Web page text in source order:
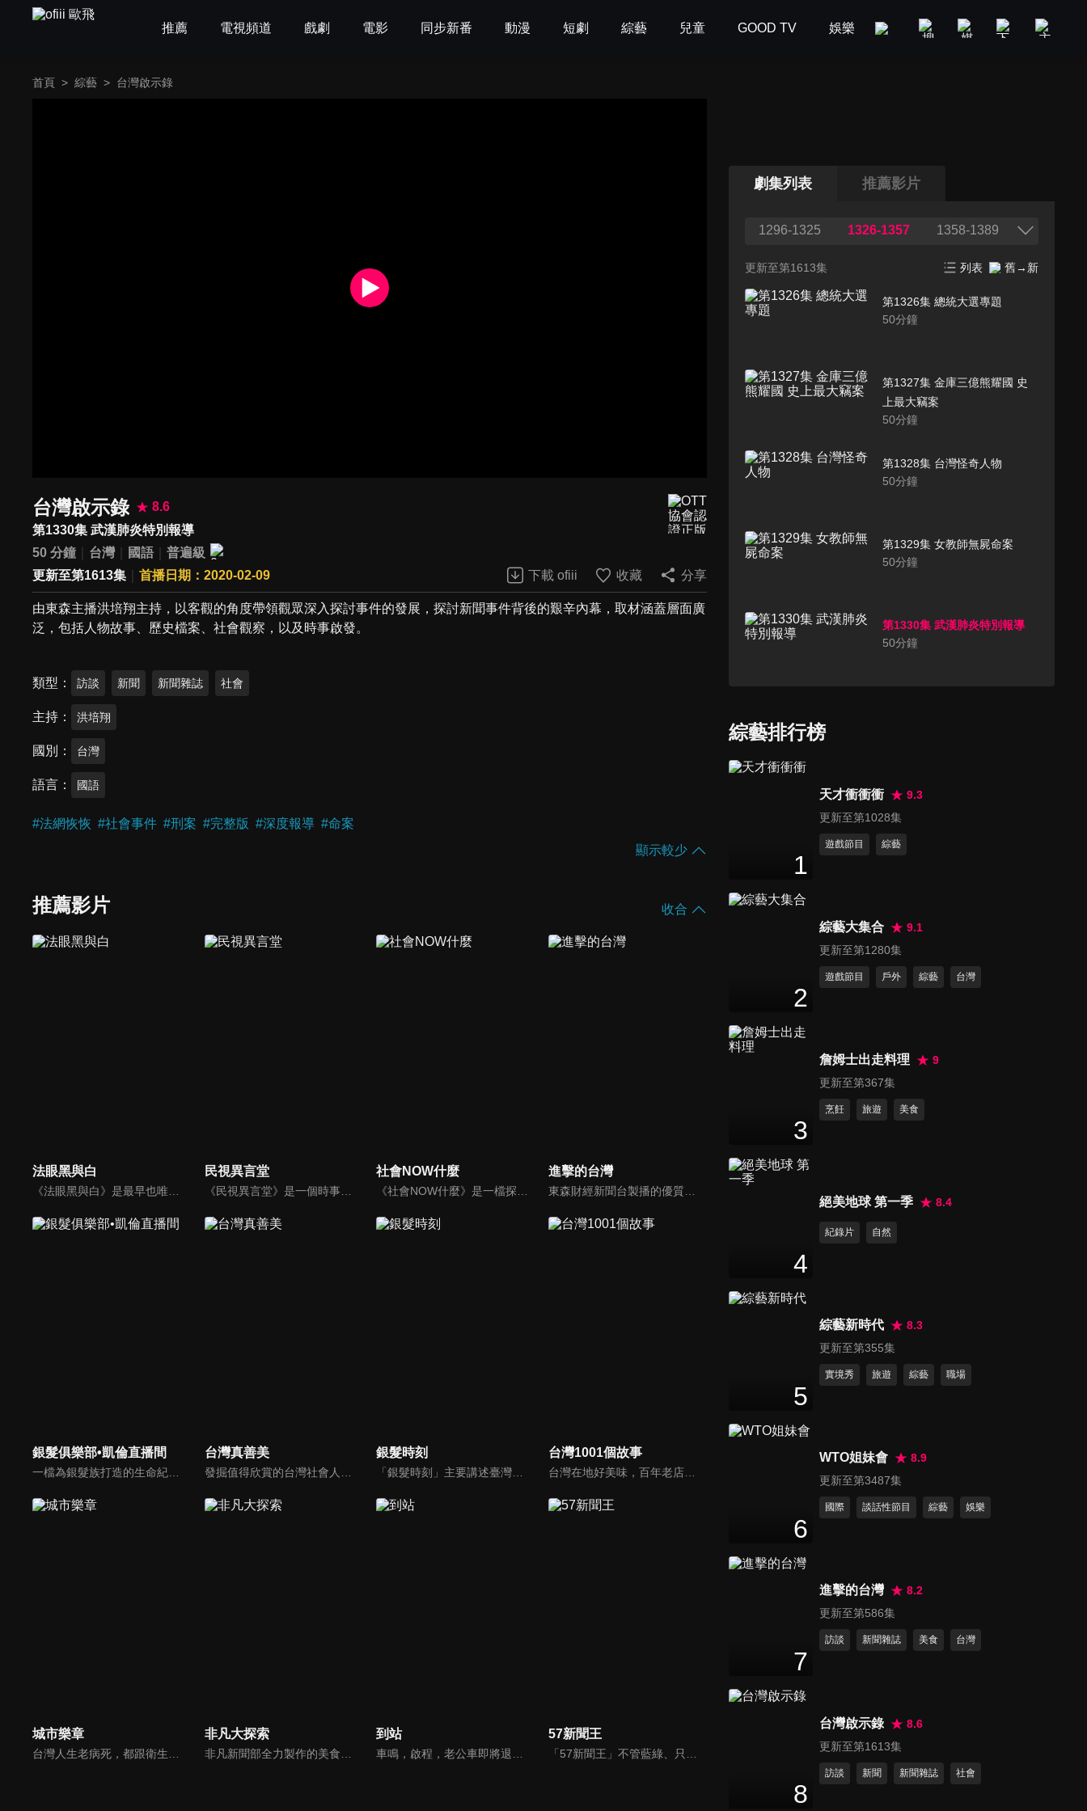
推薦 電視頻道 戲劇 電影 同步新番 動漫 短劇 綜藝 兒童 GOOD TV 娛樂 美食旅遊 新聞政論
首頁 > 綜藝 > 台灣啟示錄
台灣啟示錄
8.6
第1330集 武漢肺炎特別報導
50 分鐘
台灣 國語
普遍級
更新至第1613集
首播日期：2020-02-09 下載 ofiii 收藏 分享
由東森主播洪培翔主持，以客觀的角度帶領觀眾深入探討事件的發展，探討新聞事件背後的艱辛內幕，取材涵蓋層面廣
泛，包括人物故事、歷史檔案、社會觀察，以及時事啟發。
類型 訪談 新聞 新聞雜誌 社會
主持 洪培翔
國別 台灣
語言 國語
#法網恢恢 #社會事件 #刑案 #完整版 #深度報導 #命案
顯示較少
推薦影片 收合
法眼黑與白 民視異言堂
《民視異言堂》是一個時事專題討論節目，內容包括是記者專訪的時事專題或生活話題。
社會NOW什麼 進擊的台灣
東森財經新聞台製播的優質新聞深度報導節目，要為觀眾介紹台灣這片土地上各種平凡人的不平凡人生，製作單位踏遍寶島各個角落，為您訴說台灣在地的好故事！
銀髮俱樂部•凱倫直播間 台灣真善美 銀髮時刻 台灣1001個故事
城市樂章
台灣人生老病死，都跟衛生所息息相關，而在偏鄉地方，衛生所的存在就更是重要。在臺中市大肚區，共有5萬6千人，衛生所裡的5名護理師，就是所有居民的健康守門員，不僅要負責他們的看診、預防針接種，藉由日常的公衛業務、進而發現家庭問題，及時伸出援手，也是他們的重要使命。
非凡大探索
非凡新聞部全力製作的美食專題報導，用最專業的報導，帶你去尋找藏在大街小巷裡的頂級美食。
到站
車鳴，啟程，老公車即將退役，這是它與司機的最後一天，一切沒什麼不同，卻又似乎不那麼一如往常。車門打開，這站要下車的會是什麼人？誰會上來？他們都帶著什麼樣的心情？司機終日問乘客要去哪裡，自己卻無處可去；老乘客的熟悉、新面孔的新奇與漠然，與司機交織出一趟充滿溫度的公車之旅。
57新聞王
「57新聞王」不管藍綠、只問黑白！找出社會亂象根源、挖掘官員的積習怠惰、找出政府看不到的人民痛苦！不受惡霸、官員、財閥的威脅利誘！永遠讓觀眾了解爭議事件的真相、勇敢捍衛公平正義！
劇集列表 推薦影片
1296-1325 1326-1357 1358-1389
更新至第1613集 列表 舊→新
第1326集 總統大選專題
50分鐘
第1327集 金庫三億熊耀國 史
上最大竊案
50分鐘
第1328集 台灣怪奇人物
50分鐘
第1329集 女教師無屍命案
50分鐘
第1330集 武漢肺炎特別報導
50分鐘
第1333集 三月抗疫大危機
50 分鐘
第1335集 全球防疫大作戰
第1337集 劉真辛龍情
50
分鐘
第1340集 被疫情淹沒的逆轉重
案－華山分屍
50
分鐘
第1343集 疫情停業酒店直擊
第1344集 鄧麗君逝世25周年
50
第1346集 殺妻女判免死
分鐘
綜藝排行榜
1
天才衝衝衝
9.3
更新至第1028集
遊戲節目 綜藝
2
綜藝大集合
9.1
更新至第1280集
遊戲節目 戶外 綜藝 台灣
3
詹姆士出走料理
9
更新至第367集
烹飪 旅遊 美食
4
絕美地球 第一季 8.4
紀錄片 自然
5
綜藝新時代
8.3
更新至第355集
實境秀 旅遊 綜藝 職場
6
WTO姐妹會
8.9
更新至第3487集
國際 談話性節目 綜藝 娛樂
7
進擊的台灣
8.2
更新至第586集
訪談 新聞雜誌 美食 台灣
8
台灣啟示錄
8.6
更新至第1613集
訪談 新聞 新聞雜誌 社會